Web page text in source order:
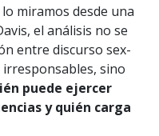
lo miramos desde una
el análisis no se
entre discurso sex-
sino
puede ejercer
y quién carga